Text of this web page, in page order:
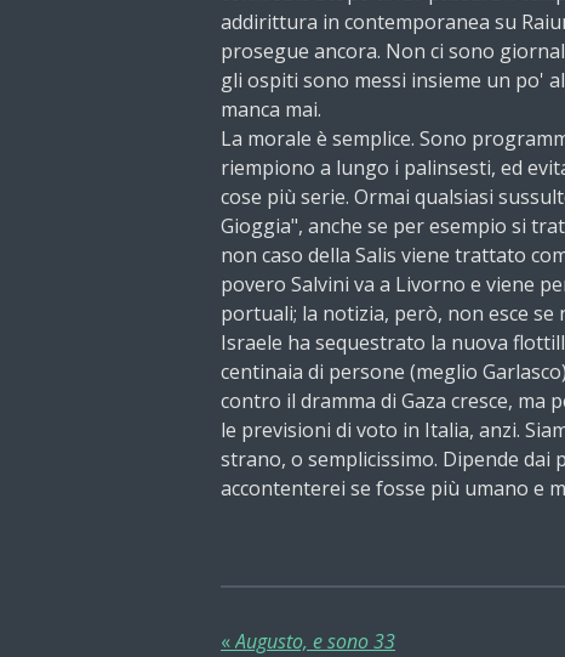
addirittura in contemporanea su
prosegue ancora. Non ci sono
gli ospiti sono messi insieme un po'
manca mai.
La morale è semplice. Sono
riempiono a lungo i palinsesti, ed
cose più serie. Ormai qualsiasi
Gioggia", anche se per esempio si
non caso della Salis viene trattato
povero Salvini va a Livorno e viene
portuali; la notizia, però, non esce se
Israele ha sequestrato la nuova
centinaia di persone (meglio
contro il dramma di Gaza cresce, ma
le previsioni di voto in Italia, anzi.
strano, o semplicissimo. Dipende dai
accontenterei se fosse più umano e
«Augusto, e sono 33